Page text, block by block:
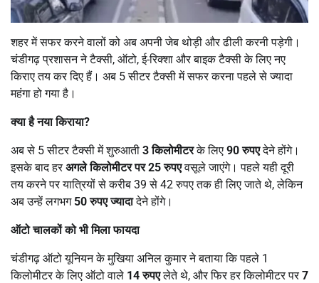
शहर में सफर करने वालों को अब अपनी जेब थोड़ी और ढीली करनी पड़ेगी।
चंडीगढ़ प्रशासन ने टैक्सी, ऑटो, ई-रिक्शा और बाइक टैक्सी के लिए नए
किराए तय कर दिए हैं। अब 5 सीटर टैक्सी में सफर करना पहले से ज्यादा
महंगा हो गया है।
क्या है नया किराया?
अब से 5 सीटर टैक्सी में शुरुआती 3किलोमीटरके लिए 90रुपएदेने होंगे।
इसके बाद हरअगले किलोमीटर पर 25रुपएवसूले जाएंगे। पहले यही दूरी
तय करने पर यात्रियों से करीब 39 से 42 रुपए तक ही लिए जाते थे, लेकिन
अब उन्हें लगभग50रुपए ज्यादादेने होंगे।
ऑटो चालकों को भी मिला फायदा
चंडीगढ़ ऑटो यूनियन के मुखिया अनिल कुमार ने बताया कि पहले 1
किलोमीटर के लिए ऑटो वाले 14रुपएलेते थे, और फिर हर किलोमीटर पर7